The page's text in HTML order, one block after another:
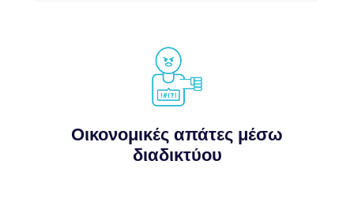
Οικονομικές απάτες μέσω
διαδικτύου